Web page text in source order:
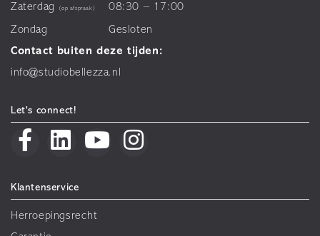
Zaterdag
(op afspraak)
08:30 – 17:00
Zondag
Gesloten
Contact buiten deze tijden:
info@studiobellezza.nl
Let's connect!
Klantenservice
Herroepingsrecht